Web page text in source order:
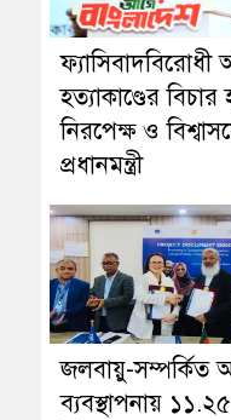
হত্যাকাণ্ডের বিচার
নিরপেক্ষ ও
প্রধানমন্ত্রী
জলবায়ু-সম্পর্কিত
ব্যবস্থাপনায়